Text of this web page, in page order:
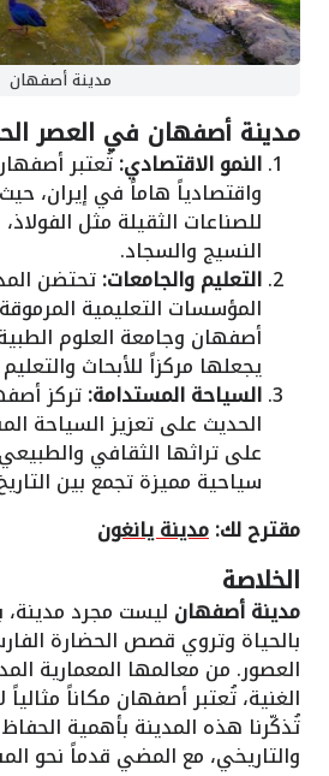
مدينة أصفهان
مدينة أصفهان في العصر
النمو الاقتصادي:تُعتبر
واقتصادياً هاماً في إيران،
للصناعات الثقيلة مثل
النسيج والسجاد.
التعليم والجامعات:تحتضن
المؤسسات التعليمية
أصفهان وجامعة العلوم
يجعلها مركزاً للأبحاث
السياحة المستدامة:تركز
الحديث على تعزيز السياحة
على تراثها الثقافي
سياحية مميزة تجمع بين
مقترح لك:مدينة يانغون
الخلاصة
مدينة أصفهان ليست مجرد
بالحياة وتروي قصص الحضارة
العصور. من معالمها المعمارية
الغنية، تُعتبر أصفهان مكاناً
تُذكّرنا هذه المدينة بأهمية
والتاريخي، مع المضي قدماً نحو